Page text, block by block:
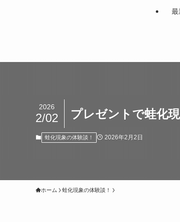
最
プレゼントで蛙化
2026
2/02
蛙化現象の体験談！ 2026年2月2日
ホーム 蛙化現象の体験談！